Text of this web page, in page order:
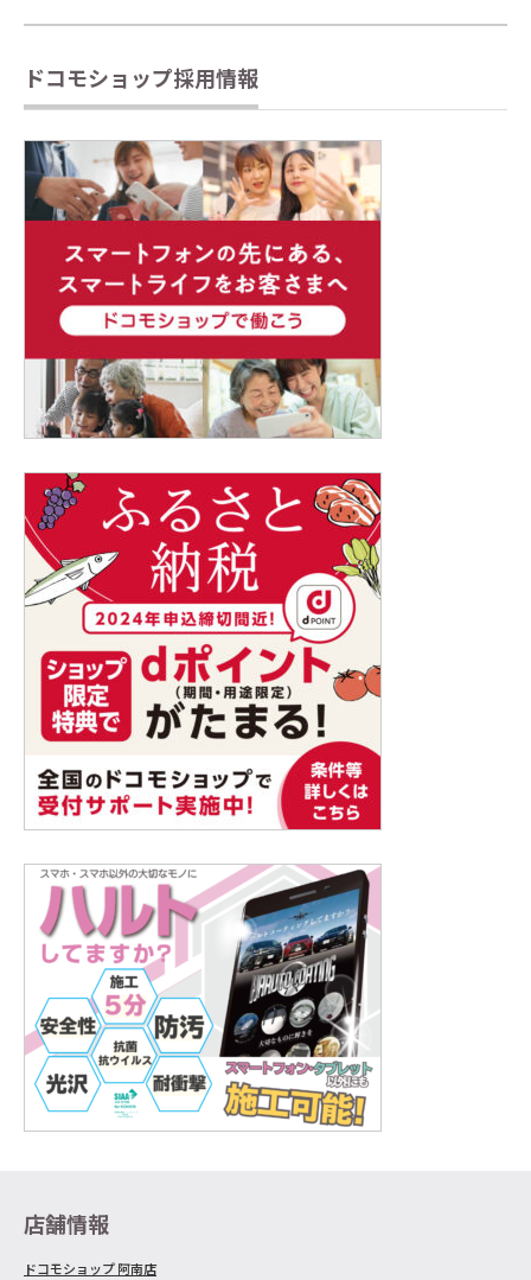
ドコモショップ採用情報
店舗情報
ドコモショップ 阿南店